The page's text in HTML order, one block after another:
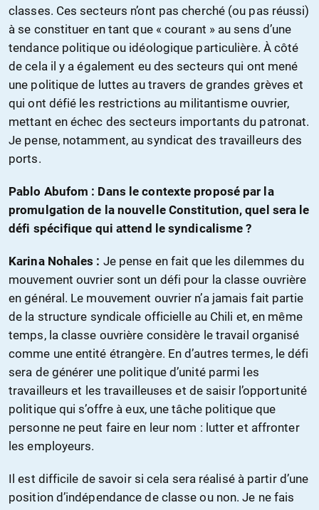
classes. Ces secteurs n’ont pas cherché (ou pas réussi)
à se constituer en tant que « courant » au sens d’une
tendance politique ou idéologique particulière. À côté
de cela il y a également eu des secteurs qui ont mené
une politique de luttes au travers de grandes grèves et
qui ont défié les restrictions au militantisme ouvrier,
mettant en échec des secteurs importants du patronat.
Je pense, notamment, au syndicat des travailleurs des
ports.
Pablo Abufom : Dans le contexte proposé par la
promulgation de la nouvelle Constitution, quel sera le
défi spécifique qui attend le syndicalisme ?
Karina Nohales : Je pense en fait que les dilemmes du
mouvement ouvrier sont un défi pour la classe ouvrière
en général. Le mouvement ouvrier n’a jamais fait partie
de la structure syndicale officielle au Chili et, en même
temps, la classe ouvrière considère le travail organisé
comme une entité étrangère. En d’autres termes, le défi
sera de générer une politique d’unité parmi les
travailleurs et les travailleuses et de saisir l’opportunité
politique qui s’offre à eux, une tâche politique que
personne ne peut faire en leur nom : lutter et affronter
les employeurs.
Il est difficile de savoir si cela sera réalisé à partir d’une
position d’indépendance de classe ou non. Je ne fais